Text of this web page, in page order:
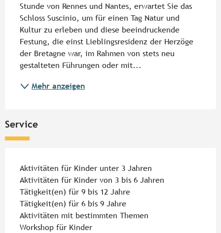
Stunde von Rennes und Nantes, erwartet Sie das
Schloss Suscinio, um für einen Tag Natur und
Kultur zu erleben und diese beeindruckende
Festung, die einst Lieblingsresidenz der Herzöge
der Bretagne war, im Rahmen von stets neu
gestalteten Führungen oder mit...
Mehr anzeigen
Service
Aktivitäten für Kinder unter 3 Jahren
Aktivitäten für Kinder von 3 bis 6 Jahren
Tätigkeit(en) für 9 bis 12 Jahre
Tätigkeit(en) für 6 bis 9 Jahre
Aktivitäten mit bestimmten Themen
Workshop für Kinder